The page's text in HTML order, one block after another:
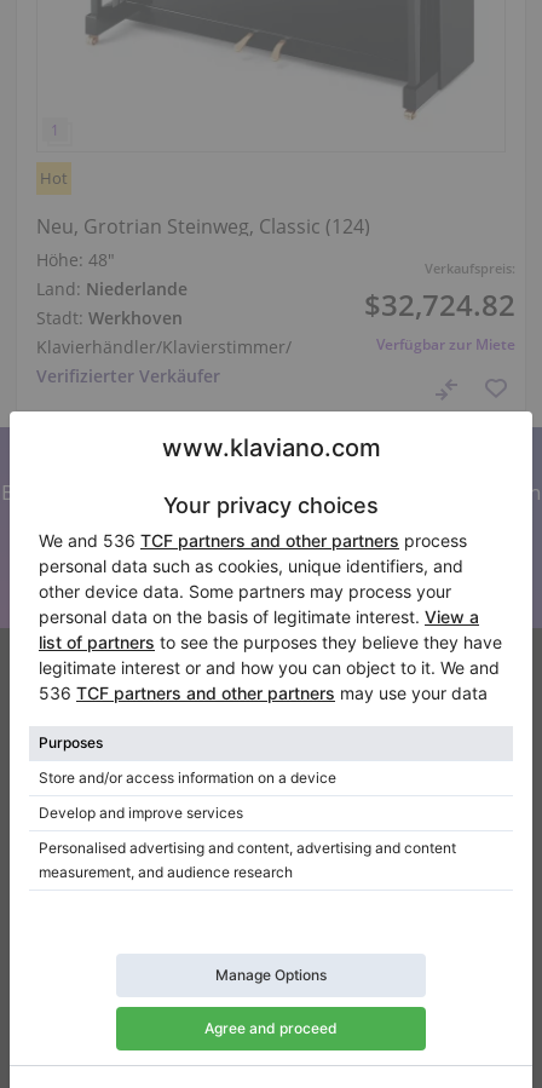
Verkaufspreis:
$32,724.82
Verfügbar zur Miete
Hot
Neu, Grotrian Steinweg, Classic (124)
Höhe: 48″
Land: Niederlande
Stadt: Werkhoven
Klavierhändler/Klavierstimmer/
Verifizierter Verkäufer
Abonnieren Sie unseren Newsletter
Bleiben Sie auf dem Laufenden mit allen Neuigkeiten von
Klaviano
Klaviano
Kontakt
Über Uns
Referenz hinterlassen
Datenschutzerklärung
Einwilligungseinstellungen